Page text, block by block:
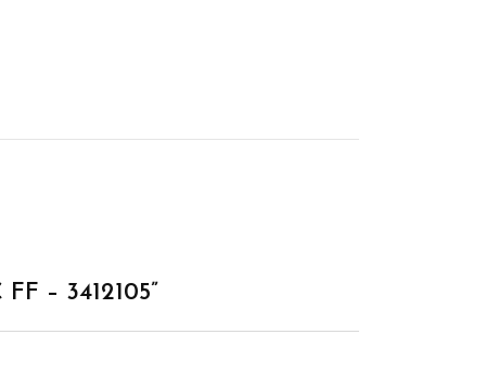
– 3412105”